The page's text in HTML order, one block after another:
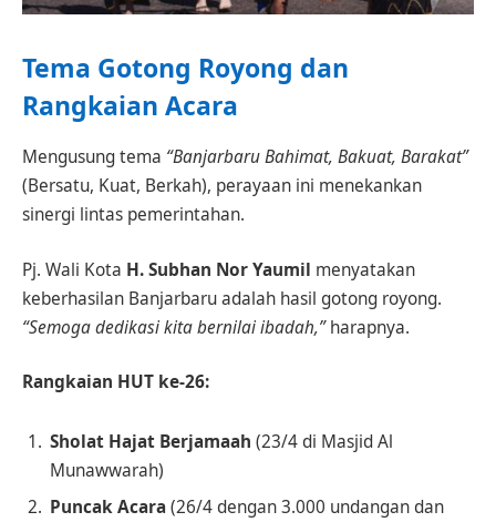
Tema Gotong Royong dan
Rangkaian Acara
Mengusung tema “Banjarbaru Bahimat, Bakuat, Barakat”
(Bersatu, Kuat, Berkah), perayaan ini menekankan
sinergi lintas pemerintahan.
Pj. Wali Kota H. Subhan Nor Yaumil menyatakan
keberhasilan Banjarbaru adalah hasil gotong royong.
“Semoga dedikasi kita bernilai ibadah,”harapnya.
Rangkaian HUT ke-26:
Sholat Hajat Berjamaah (23/4 di Masjid Al
Munawwarah)
Puncak Acara(26/4 dengan 3.000 undangan dan